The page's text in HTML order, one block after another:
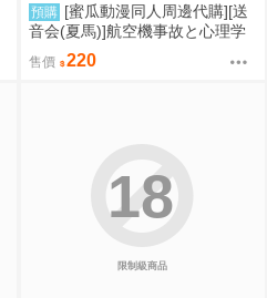
預購 [蜜瓜動漫同人周邊代購][送
音会(夏馬)]航空機事故と心理学
(同人誌)
售價 220
限制級商品
18